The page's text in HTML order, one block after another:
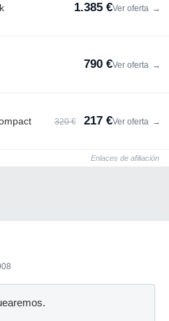
1.385 €Ver oferta →
790 €Ver oferta →
320 € 217 €Ver oferta →
Enlaces de afiliación